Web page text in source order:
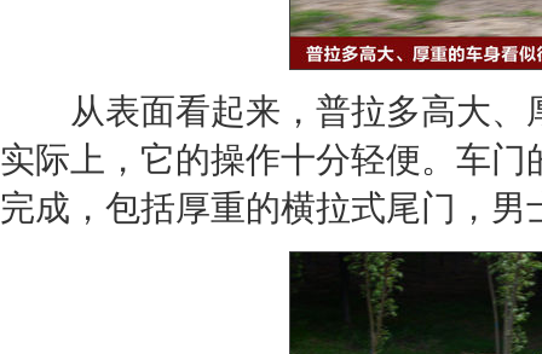
从表面看起来， 普拉多高大、
实际上，它的操作十分轻便。车
完成，包括厚重的横拉式尾门，